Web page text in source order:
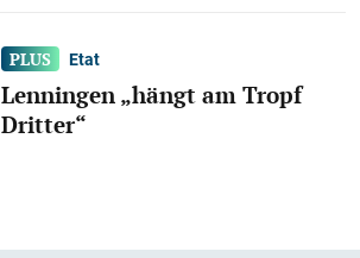
Etat
Lenningen „hängt am Tropf
Dritter“